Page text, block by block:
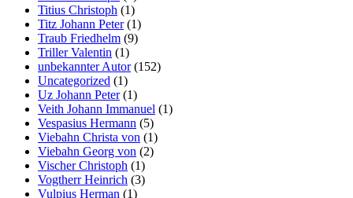
Titius Christoph (1)
Titz Johann Peter(1)
Traub Friedhelm (9)
Triller Valentin (1)
unbekannter Autor(152)
Uncategorized (1)
Uz Johann Peter(1)
Veith Johann Immanuel (1)
Vespasius Hermann (5)
Viebahn Christa von (1)
Viebahn Georg von (2)
Vischer Christoph (1)
Vogtherr Heinrich (3)
Vulpius Herman (1)